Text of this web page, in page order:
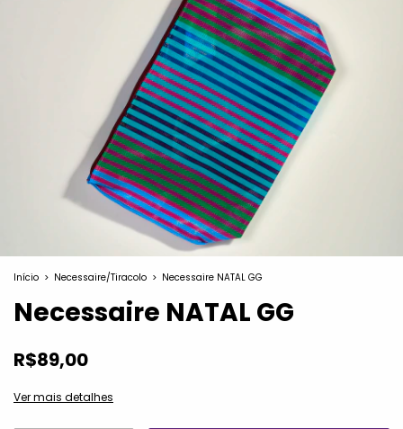
Início > Necessaire/Tiracolo > Necessaire NATAL GG
Necessaire NATAL GG
R$89,00
Ver mais detalhes